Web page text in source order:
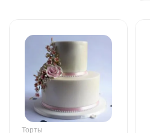
The cake of love
225 AZN